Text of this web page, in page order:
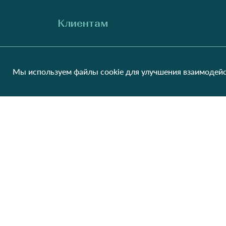
Клиентам
Сотрудничество
Блог
Мы используем файлы cookie для улучшения